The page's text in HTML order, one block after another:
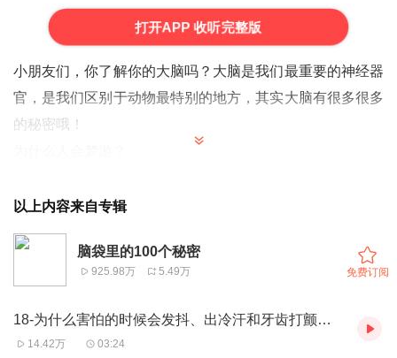
打开APP 收听完整版
小朋友们，你了解你的大脑吗？大脑是我们最重要的神经器
官，是我们区别于动物最特别的地方，其实大脑有很多很多
的秘密哦！
为什么我记不得婴儿时候的事？
当我睡觉的时候，我的大脑也要休息吗？
这么多的“为什么”，大脑原来有这么的秘密啊！
想和我们一起探索未知的大脑世界，破解我们脑袋里的秘密
吗？
以上内容来自专辑
脑袋里的100个秘密
925.98万 5.49万 免费订阅
18-为什么害怕的时候会发抖、出冷汗和牙齿打颤呢？
14.42万 03:24